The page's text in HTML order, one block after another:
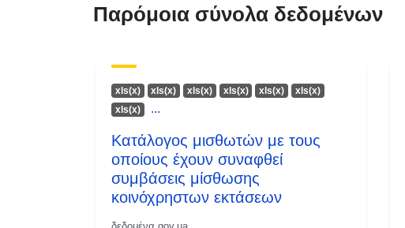
Παρόμοια σύνολα δεδομένων
xls(x) xls(x) xls(x) xls(x) xls(x)
xls(x)
xls(x)
...
Κατάλογος μισθωτών με τους
οποίους έχουν συναφθεί
συμβάσεις μίσθωσης
κοινόχρηστων εκτάσεων